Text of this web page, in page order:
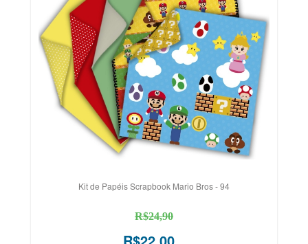
Kit de Papéis Scrapbook Mario Bros - 94
R$24,90